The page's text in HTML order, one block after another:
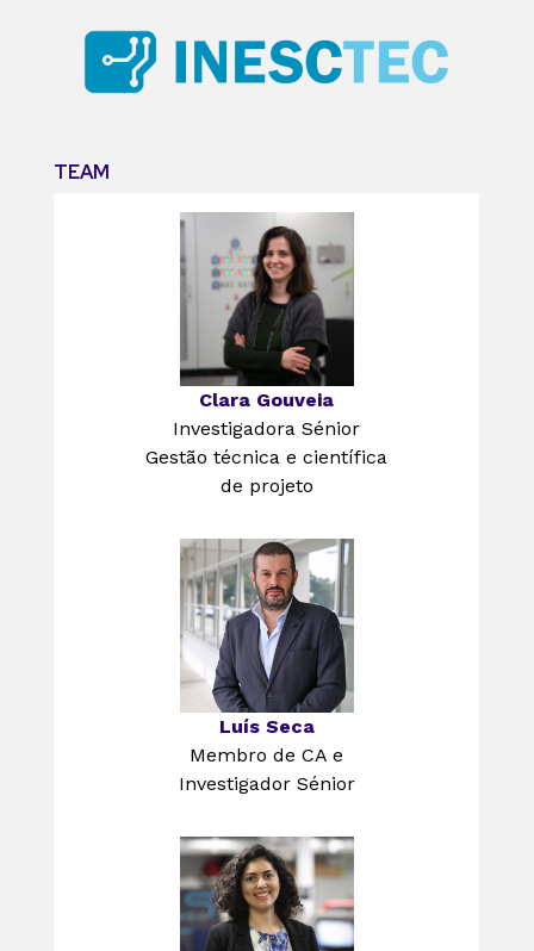
TEAM
Clara Gouveia
Investigadora Sénior
Gestão técnica e científica
de projeto
Luís Seca
Membro de CA e
Investigador Sénior